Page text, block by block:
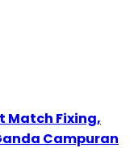
Match Fixing,
Campuran